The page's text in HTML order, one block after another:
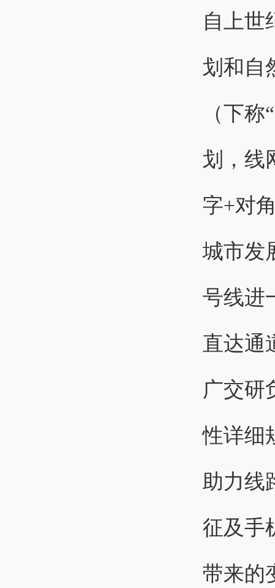
自上世
划和自
（下
划，线
字+对
城市发
号线进
直达通
广交研
性详细
助力线
征及手
带来的